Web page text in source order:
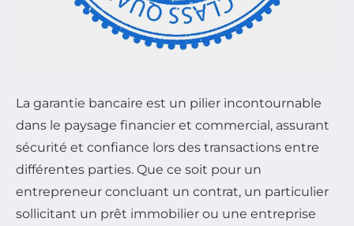
La garantie bancaire est un pilier incontournable
dans le paysage financier et commercial, assurant
sécurité et confiance lors des transactions entre
différentes parties. Que ce soit pour un
entrepreneur concluant un contrat, un particulier
sollicitant un prêt immobilier ou une entreprise